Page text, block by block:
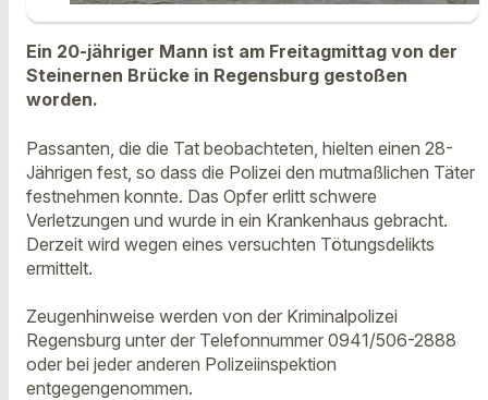
Ein 20-jähriger Mann ist am Freitagmittag von der
Steinernen Brücke in Regensburg gestoßen
worden.
Passanten, die die Tat beobachteten, hielten einen 28-
Jährigen fest, so dass die Polizei den mutmaßlichen Täter
festnehmen konnte. Das Opfer erlitt schwere
Verletzungen und wurde in ein Krankenhaus gebracht.
Derzeit wird wegen eines versuchten Tötungsdelikts
ermittelt.
Zeugenhinweise werden von der Kriminalpolizei
Regensburg unter der Telefonnummer 0941/506-2888
oder bei jeder anderen Polizeiinspektion
entgegengenommen.